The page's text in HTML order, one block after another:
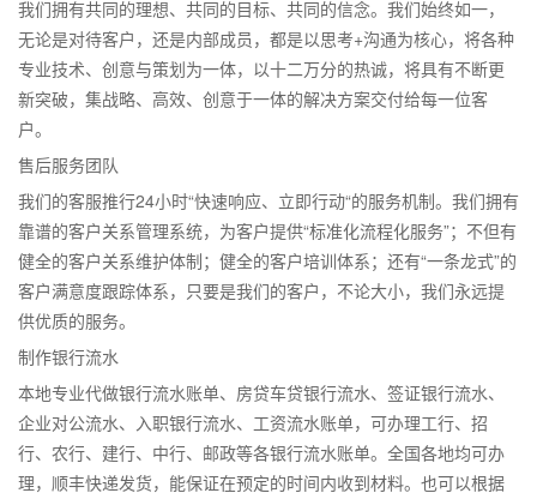
我们拥有共同的理想、共同的目标、共同的信念。我们始终如一，
无论是对待客户，还是内部成员，都是以思考+沟通为核心，将各种
专业技术、创意与策划为一体，以十二万分的热诚，将具有不断更
新突破，集战略、高效、创意于一体的解决方案交付给每一位客
户。
售后服务团队
我们的客服推行24小时“快速响应、立即行动“的服务机制。我们拥有
靠谱的客户关系管理系统，为客户提供“标准化流程化服务”；不但有
健全的客户关系维护体制；健全的客户培训体系；还有“一条龙式”的
客户满意度跟踪体系，只要是我们的客户，不论大小，我们永远提
供优质的服务。
制作银行流水
本地专业代做银行流水账单、房贷车贷银行流水、签证银行流水、
企业对公流水、入职银行流水、工资流水账单，可办理工行、招
行、农行、建行、中行、邮政等各银行流水账单。全国各地均可办
理，顺丰快递发货，能保证在预定的时间内收到材料。也可以根据